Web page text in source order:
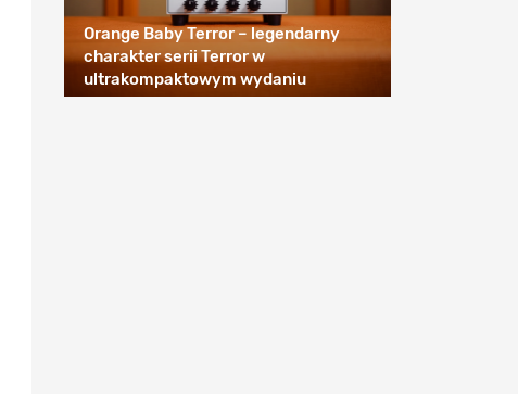
Orange Baby Terror – legendarny
charakter serii Terror w
ultrakompaktowym wydaniu